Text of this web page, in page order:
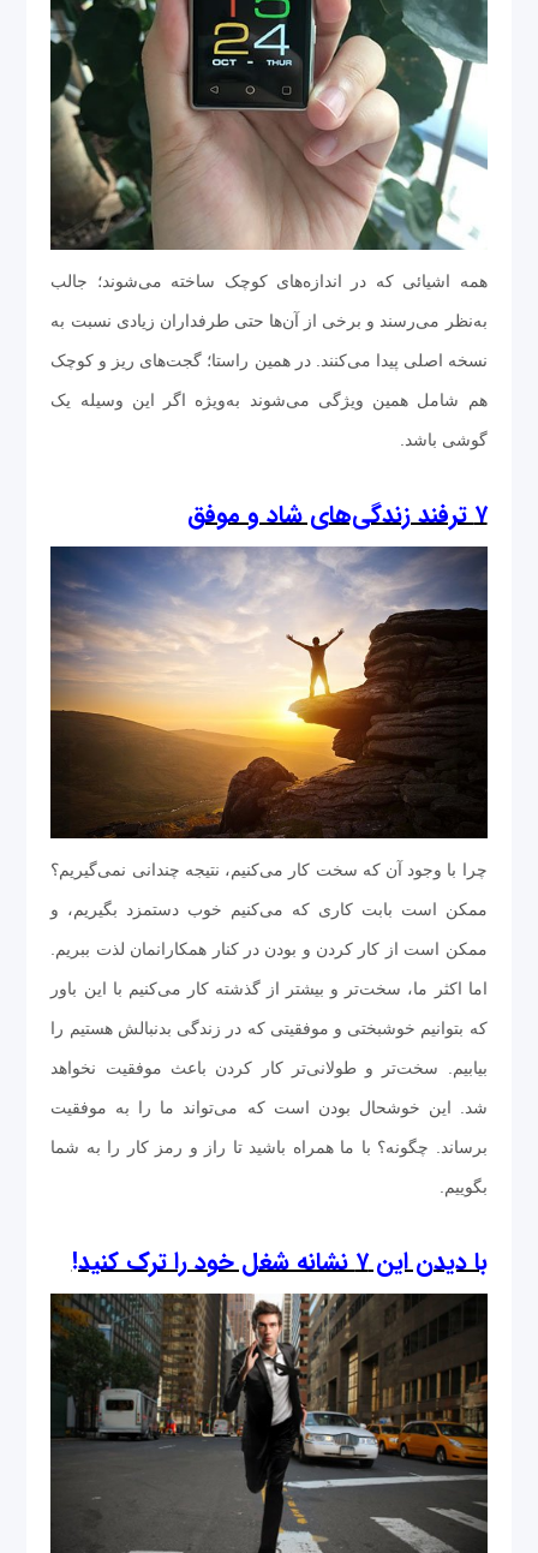
همه اشیائی که در اندازه‌های کوچک ساخته می‌شوند؛ جالب
به‌نظر می‌رسند و برخی از آن‌ها حتی طرفداران زیادی نسبت به
نسخه اصلی پیدا می‌کنند. در همین راستا؛ گجت‌های ریز و کوچک
هم شامل همین ویژگی می‌شوند به‌ویژه اگر این وسیله یک
گوشی‌ باشد.
۷ ترفند زندگی‌های شاد و موفق
چرا با وجود آن که سخت کار می‌کنیم، نتیجه چندانی نمی‌گیریم؟
ممکن است بابت کاری که می‌کنیم خوب دستمزد بگیریم، و
ممکن است از کار کردن و بودن در کنار همکارانمان لذت ببریم.
اما اکثر ما، سخت‌تر و بیشتر از گذشته کار می‌کنیم با این باور
که بتوانیم خوشبختی و موفقیتی که در زندگی بدنبالش هستیم را
بیابیم. سخت‌تر و طولانی‌تر کار کردن باعث موفقیت نخواهد
شد. این خوشحال بودن است که می‌تواند ما را به موفقیت
برساند. چگونه؟ با ما همراه باشید تا راز و رمز کار را به شما
بگوییم.
با دیدن این ۷ نشانه شغل خود را ترک کنید!